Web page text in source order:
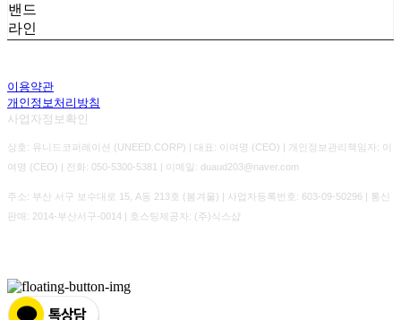
밴드
라인
이용약관
개인정보처리방침
사업자정보확인
상호: 유니드코퍼레이션 (UNEED.CORP) | 대표: 이여명 (CEO) | 개인정보관리책임자: 이
여명 (CEO) | 전화: 050-5300-5381 | 이메일: duaud203@naver.com
주소: 부산 서구 보수대로 15, A동 213호 (봄겨울) | 사업자등록번호: 603-09-50296 | 통신
판매: 2014-부산서구-0014 | 호스팅제공자: (주)식스샵